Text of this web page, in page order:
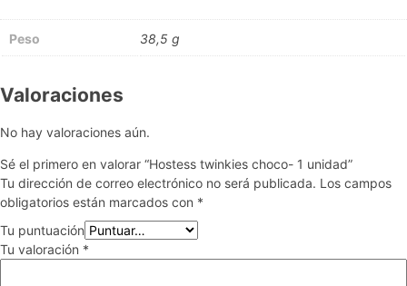
Peso 38,5 g
Valoraciones
No hay valoraciones aún.
Sé el primero en valorar “Hostess twinkies choco- 1 unidad”
Tu dirección de correo electrónico no será publicada. Los campos
obligatorios están marcados con *
Tu puntuación
Tu valoración *